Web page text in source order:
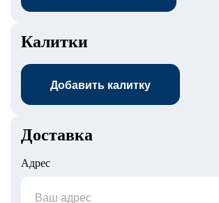
Калитки
Добавить калитку
Доставка
Адрес